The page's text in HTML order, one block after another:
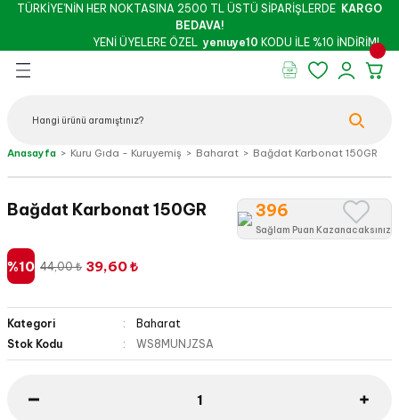
TÜRKİYE’NİN HER NOKTASINA 2500 TL ÜSTÜ SİPARİŞLERDE KARGO
BEDAVA!
YENİ ÜYELERE ÖZEL yenıuye10 KODU İLE %10 İNDİRİM!
Geri Dön
İthal Peynirler
Yöresel Peynirler
Geri Dön
& Salça
Geri Dön
Geri Dön
Geri Dön
Geri Dön
Anasayfa Kuru Gıda - Kuruyemiş Baharat Bağdat Karbonat 150GR
Bağdat Karbonat 150GR 396
Sağlam Puan Kazanacaksınız
%10 44,00 ₺ 39,60 ₺
Kategori
Baharat
Stok Kodu
WS8MUNJZSA